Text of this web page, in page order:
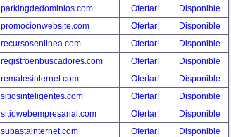
parkingdedominios.com
Ofertar!
Disponible
promocionwebsite.com
Ofertar!
Disponible
recursosenlinea.com
Ofertar!
Disponible
registroenbuscadores.com
Ofertar!
Disponible
rematesinternet.com
Ofertar!
Disponible
sitiosinteligentes.com
Ofertar!
Disponible
sitiowebempresarial.com
Ofertar!
Disponible
subastainternet.com
Ofertar!
Disponible